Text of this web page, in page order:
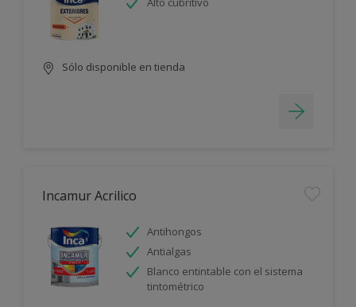
Sólo disponible en tienda
Incamur Acrilico
Antihongos
Antialgas
Blanco entintable con el sistema
tintométrico